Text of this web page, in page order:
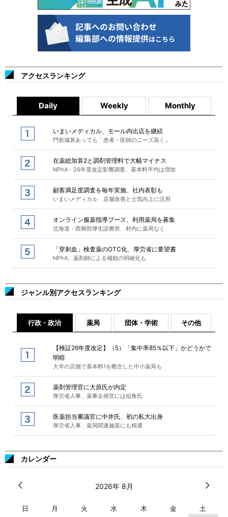
アクセスランキング
Daily Weekly Monthly
いまいメディカル、モール内出店を継続
門前減算あっても「患者・医師のニーズ高く」
在薬総加算2と調剤管理料で大幅マイナス
NPhA・26年度改定影響調査、基本料平均は増加
顧客満足度調査を毎年実施、社内表彰も
いまいメディカル 店舗改善と士気向上に活用
オンライン服薬指導ブース、利用薬局を募集
北海道・西興部厚生診療所、村内に薬局なく
「穿刺血」検査薬のOTC化、厚労省に要望書
NPhA、薬剤師による補助の明確化も
ジャンル別アクセスランキング
行政・政治 薬局 団体・学術 その他
【検証26年度改定】（5）「集中率85％以下」かどうかで
明暗
大半の店舗で基本料1を断念した中小薬局も
薬剤管理官に大原氏が内定
厚労省人事、薬事企画官には稲角氏
医薬担当審議官に中井氏、初の私大出身
厚労省人事、薬局関連施策にも精通
カレンダー
2026年 8月
日 月 火 水 木 金 土